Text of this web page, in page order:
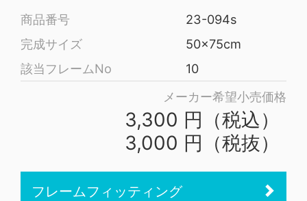
商品番号
23-094s
完成サイズ
50x75cm
該当フレームNo
10
メーカー希望小売価格
3,300 円（税込）
3,000 円（税抜）
フレームフィッティング